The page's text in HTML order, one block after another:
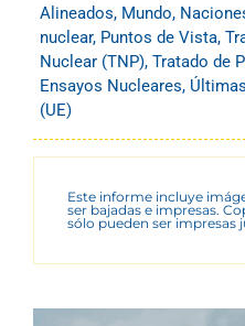
Alineados, Mundo,
nuclear, Puntos de Vista,
Nuclear (TNP), Tratado de
Ensayos Nucleares,
(UE)
Este informe incluye
ser bajadas e impresas.
sólo pueden ser impresas